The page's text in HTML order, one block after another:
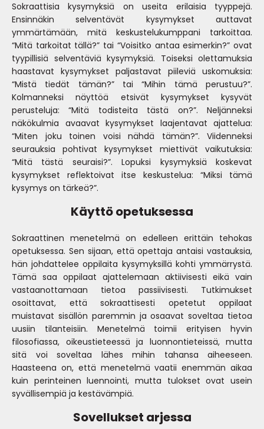
Sokraattisia kysymyksiä on useita erilaisia tyyppejä.
Ensinnäkin selventävät kysymykset auttavat
ymmärtämään, mitä keskustelukumppani tarkoittaa.
“Mitä tarkoitat tällä?” tai “Voisitko antaa esimerkin?” ovat
tyypillisiä selventäviä kysymyksiä. Toiseksi olettamuksia
haastavat kysymykset paljastavat piileviä uskomuksia:
“Mistä tiedät tämän?” tai “Mihin tämä perustuu?”.
Kolmanneksi näyttöä etsivät kysymykset kysyvät
perusteluja: “Mitä todisteita tästä on?”. Neljänneksi
näkökulmia avaavat kysymykset laajentavat ajattelua:
“Miten joku toinen voisi nähdä tämän?”. Viidenneksi
seurauksia pohtivat kysymykset miettivät vaikutuksia:
“Mitä tästä seuraisi?”. Lopuksi kysymyksiä koskevat
kysymykset reflektoivat itse keskustelua: “Miksi tämä
kysymys on tärkeä?”.
Käyttö opetuksessa
Sokraattinen menetelmä on edelleen erittäin tehokas
opetuksessa. Sen sijaan, että opettaja antaisi vastauksia,
hän johdattelee oppilaita kysymyksillä kohti ymmärrystä.
Tämä saa oppilaat ajattelemaan aktiivisesti eikä vain
vastaanottamaan tietoa passiivisesti. Tutkimukset
osoittavat, että sokraattisesti opetetut oppilaat
muistavat sisällön paremmin ja osaavat soveltaa tietoa
uusiin tilanteisiin. Menetelmä toimii erityisen hyvin
filosofiassa, oikeustieteessä ja luonnontieteissä, mutta
sitä voi soveltaa lähes mihin tahansa aiheeseen.
Haasteena on, että menetelmä vaatii enemmän aikaa
kuin perinteinen luennointi, mutta tulokset ovat usein
syvällisempiä ja kestävämpiä.
Sovellukset arjessa